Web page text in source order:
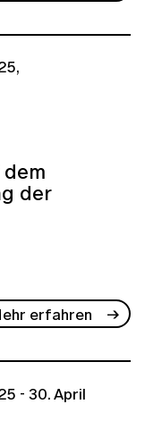
der
erfahren
- 30. April